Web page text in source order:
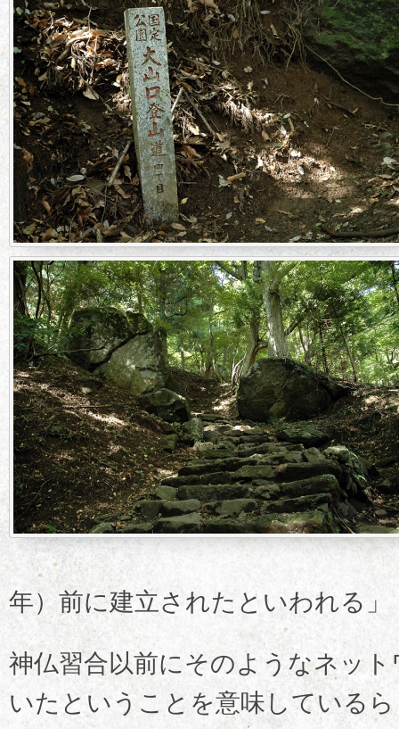
年）前に建立されたといわれる」
神仏習合以前にそのようなネッ
いたということを意味している